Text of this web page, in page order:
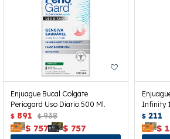
Enjuague Bucal Colgate
Periogard Uso Diario 500 Ml.
$ 891 $ 938
$ 757 $ 757
Infinity
$ 211
$